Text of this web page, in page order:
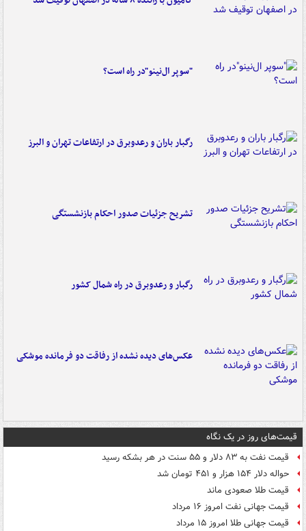
"سوپر ال‌نینو"در راه است؟
رگبار باران و رعدوبرق در ارتفاعات تهران و البرز
تشریح جزئیات صدور احکام بازنشستگی
رگبار و رعدوبرق در راه شمال کشور
عکس‌های دیده نشده از رفاقت دو فرمانده‌ موشکی
قیمت‌های روز در یک نگاه
قیمت نفت به ۸۳ دلار و ۵۵ سنت در هر بشکه رسید
حواله دلار ۱۵۴ هزار و ۴۵۱ تومان شد
قیمت طلا صعودی ماند
قیمت جهانی نفت امروز ۱۶ مرداد
قیمت جهانی طلا امروز ۱۵ مرداد